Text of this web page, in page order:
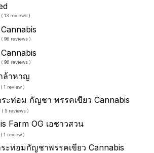
( 13 reviews )
( 96 reviews )
( 96 reviews )
ล้าหาญ
1 review )
ะท่อม กัญชา พรรคเขียว Cannabis
( 5 reviews )
Farm OG เอชาวสวน
1 review )
ะท่อมกัญชาพรรคเขียว Cannabis